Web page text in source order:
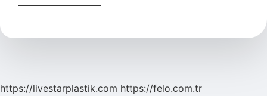
Sayının
Olmadığını
https://livestarplastik.com https://felo.com.tr